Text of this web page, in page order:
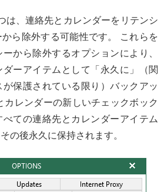
は、連絡先とカレンダーをリテンシ
ら除外する可能性です。 これらを
から除外するオプションにより、
ーアイテムとして「永久に」（関
保護されている限り）バックアッ
カレンダーの新しいチェックボック
ての連絡先とカレンダーアイテム
の後永久に保持されます。